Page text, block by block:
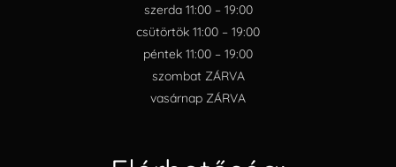
szerda 11:00 – 19:00
csütörtök 11:00 – 19:00
péntek 11:00 – 19:00
szombat ZÁRVA
vasárnap ZÁRVA